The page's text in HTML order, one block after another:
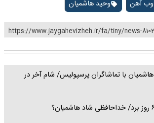
آهن وحید هاشمیان
https://www.jaygahevizheh.ir/fa/tiny/news-8102
با تماشاگران پرسپولیس/ شام آخر در